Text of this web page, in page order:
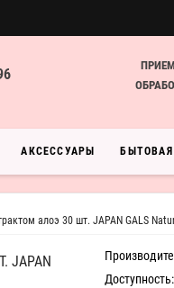
АКСЕССУАРЫ
алоэ 30 шт. JAPAN GALS
Доступность: